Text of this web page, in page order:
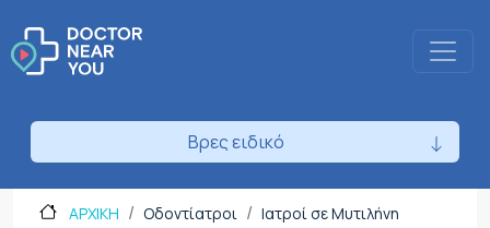
Βρες ειδικό
ΑΡΧΙΚΗ Οδοντίατροι
Ιατροί σε Μυτιλήνη